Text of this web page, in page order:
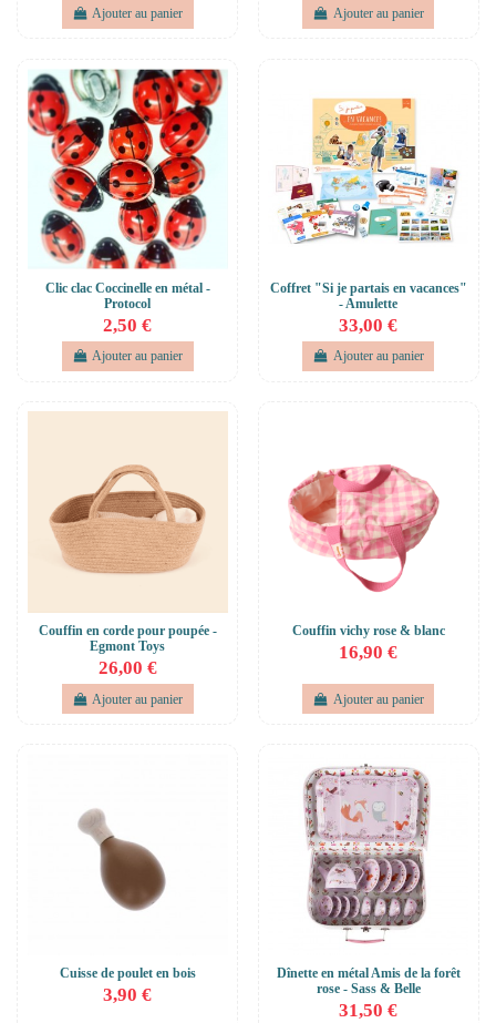
Ajouter au panier Ajouter au panier
Clic clac Coccinelle en métal -
Protocol
2,50 €
Ajouter au panier
Coffret "Si je partais en vacances"
- Amulette
33,00 €
Ajouter au panier
Couffin en corde pour poupée -
Egmont Toys
26,00 €
Ajouter au panier
Couffin vichy rose & blanc
16,90 €
Ajouter au panier
Cuisse de poulet en bois
3,90 €
Dînette en métal Amis de la forêt
rose - Sass & Belle
31,50 €